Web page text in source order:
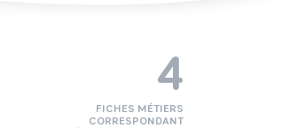
4
FICHES MÉTIERS
CORRESPONDANT